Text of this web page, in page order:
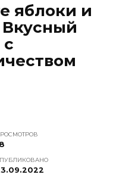
яблоки и
Вкусный